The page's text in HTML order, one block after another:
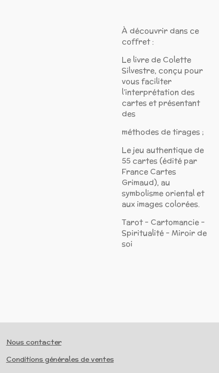
À découvrir dans ce
coffret :
Le livre de Colette
Silvestre, conçu pour
vous faciliter
l’interprétation des
cartes et présentant
des
méthodes de tirages ;
Le jeu authentique de
55 cartes (édité par
France Cartes
Grimaud), au
symbolisme oriental et
aux images colorées.
Tarot - Cartomancie -
Spiritualité - Miroir de
soi
Nous contacter
Conditions générales de ventes